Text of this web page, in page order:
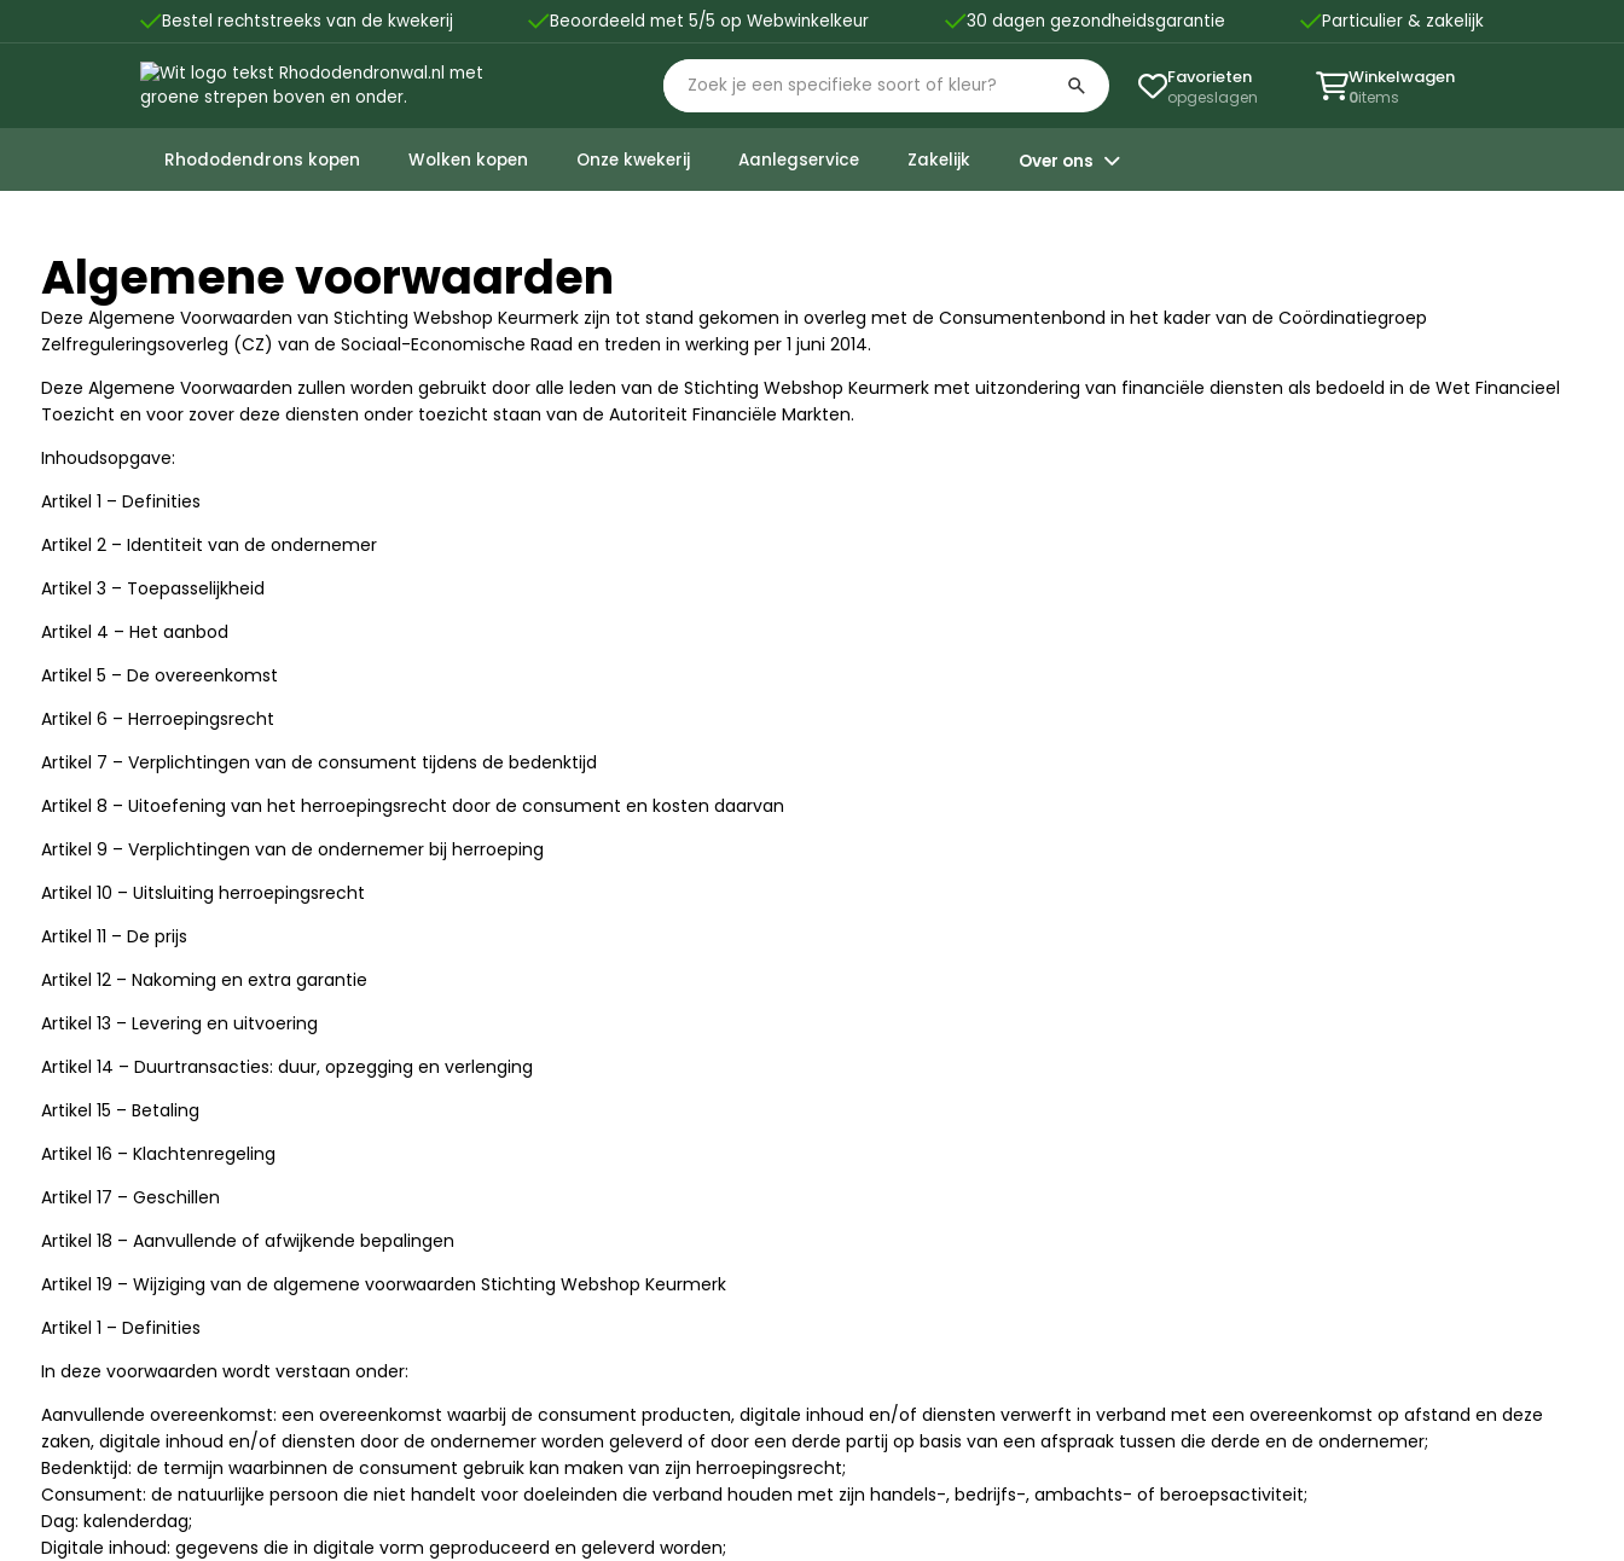
Bestel rechtstreeks van de kwekerij Beoordeeld met 5/5 op Webwinkelkeur 30 dagen gezondheidsgarantie Particulier & zakelijk
Favorieten
opgeslagen Winkelwagen
0items
Rhododendrons kopen Wolken kopen Onze kwekerij Aanlegservice Zakelijk Over ons 
Algemene voorwaarden
Deze Algemene Voorwaarden van Stichting Webshop Keurmerk zijn tot stand gekomen in overleg met de Consumentenbond in het kader van de Coördinatiegroep
Zelfreguleringsoverleg (CZ) van de Sociaal-Economische Raad en treden in werking per 1 juni 2014.
Deze Algemene Voorwaarden zullen worden gebruikt door alle leden van de Stichting Webshop Keurmerk met uitzondering van financiële diensten als bedoeld in de Wet Financieel
Toezicht en voor zover deze diensten onder toezicht staan van de Autoriteit Financiële Markten.
Inhoudsopgave:
Artikel 1 – Definities
Artikel 2 – Identiteit van de ondernemer
Artikel 3 – Toepasselijkheid
Artikel 4 – Het aanbod
Artikel 5 – De overeenkomst
Artikel 6 – Herroepingsrecht
Artikel 7 – Verplichtingen van de consument tijdens de bedenktijd
Artikel 8 – Uitoefening van het herroepingsrecht door de consument en kosten daarvan
Artikel 9 – Verplichtingen van de ondernemer bij herroeping
Artikel 10 – Uitsluiting herroepingsrecht
Artikel 11 – De prijs
Artikel 12 – Nakoming en extra garantie
Artikel 13 – Levering en uitvoering
Artikel 14 – Duurtransacties: duur, opzegging en verlenging
Artikel 15 – Betaling
Artikel 16 – Klachtenregeling
Artikel 17 – Geschillen
Artikel 18 – Aanvullende of afwijkende bepalingen
Artikel 19 – Wijziging van de algemene voorwaarden Stichting Webshop Keurmerk
Artikel 1 – Definities
In deze voorwaarden wordt verstaan onder:
Aanvullende overeenkomst: een overeenkomst waarbij de consument producten, digitale inhoud en/of diensten verwerft in verband met een overeenkomst op afstand en deze
zaken, digitale inhoud en/of diensten door de ondernemer worden geleverd of door een derde partij op basis van een afspraak tussen die derde en de ondernemer;
Bedenktijd: de termijn waarbinnen de consument gebruik kan maken van zijn herroepingsrecht;
Consument: de natuurlijke persoon die niet handelt voor doeleinden die verband houden met zijn handels-, bedrijfs-, ambachts- of beroepsactiviteit;
Dag: kalenderdag;
Digitale inhoud: gegevens die in digitale vorm geproduceerd en geleverd worden;